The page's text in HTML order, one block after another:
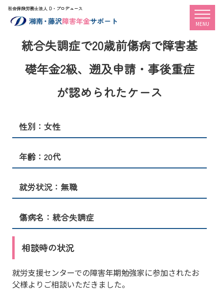
MENU
社会保険労務士法人 D・プロデュース
統合失調症で20歳前傷病で障害基
礎年金2級、遡及申請・事後重症
が認められたケース
性別：女性
年齢：20代
就労状況：無職
傷病名：統合失調症
相談時の状況
就労支援センターでの障害年期勉強家に参加されたお
父様よりご相談いただきました。